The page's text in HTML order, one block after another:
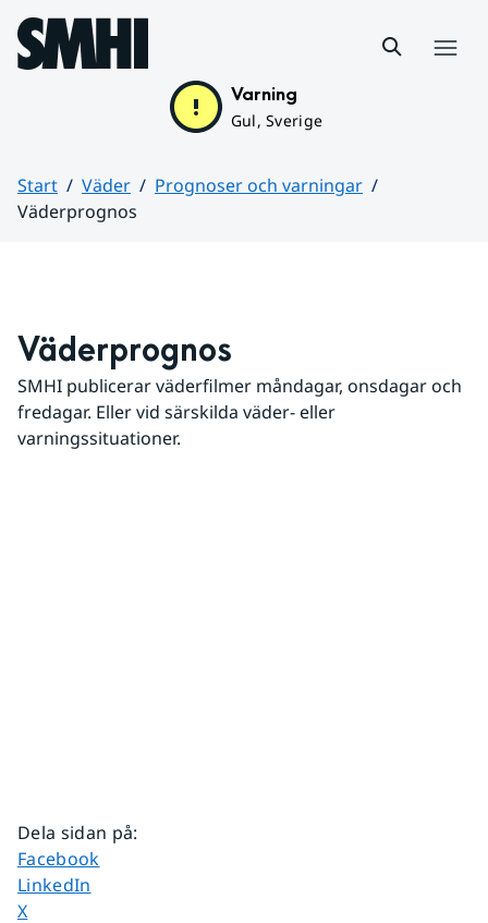
Hoppa till sidans innehåll
Varning
Gul, Sverige
Start Väder
Prognoser och varningar
Väderprognos
Väderprognos
SMHI publicerar väderfilmer måndagar, onsdagar och
fredagar. Eller vid särskilda väder- eller
varningssituationer.
Dela sidan på:
Dela sidan på
Facebook
Dela sidan på
LinkedIn
Dela sidan på
X